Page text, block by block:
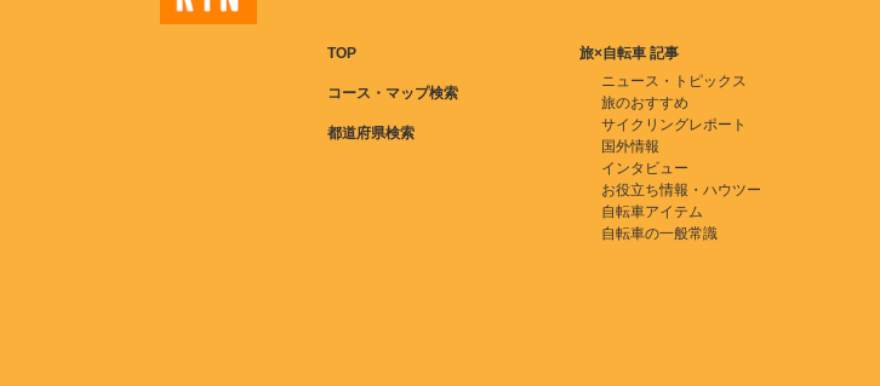
TOP
コース・マップ検索
都道府県検索
旅×自転車 記事
ニュース・トピックス
旅のおすすめ
サイクリングレポート
国外情報
インタビュー
お役立ち情報・ハウツー
自転車アイテム
自転車の一般常識